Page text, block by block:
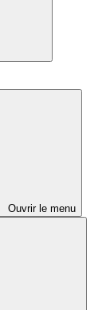
Ouvrir le menu